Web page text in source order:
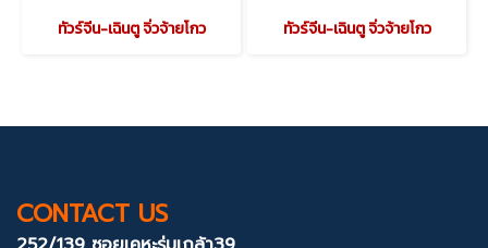
ทัวร์จีน-เฉินตู จิ่วจ้ายโกว ทัวร์จีน-เฉินตู จิ่วจ้ายโกว
CONTACT US